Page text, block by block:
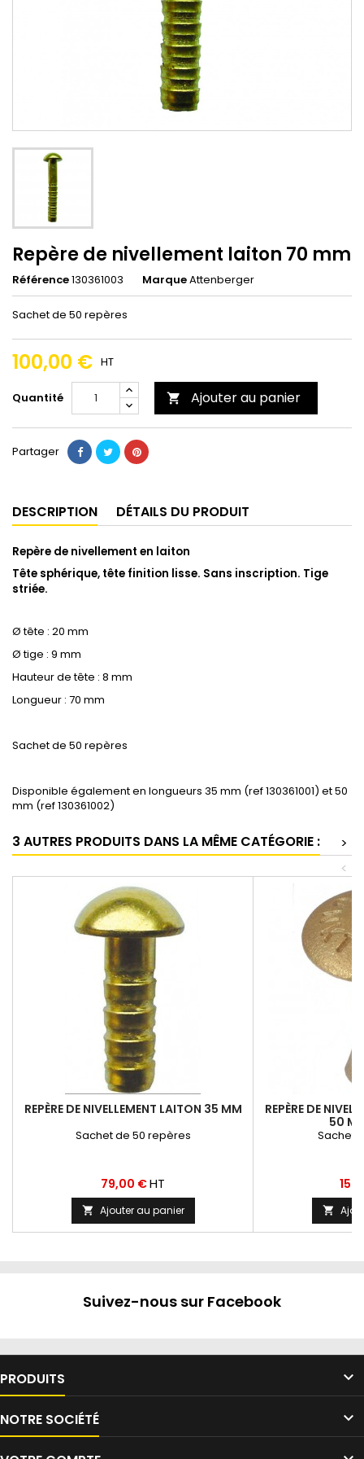
Repère de nivellement laiton 70 mm
Référence130361003 MarqueAttenberger
Sachet de 50 repères
100,00 € HT
Quantité  Ajouter au panier
Partager
DESCRIPTION DÉTAILS DU PRODUIT
Repère de nivellement en laiton
Tête sphérique, tête finition lisse. Sans inscription. Tige
striée.
Ø tête : 20 mm
Ø tige : 9 mm
Hauteur de tête : 8 mm
Longueur : 70 mm
Sachet de 50 repères
Disponible également en longueurs 35 mm (ref 130361001) et 50
mm (ref 130361002)
3 AUTRES PRODUITS DANS LA MÊME CATÉGORIE :
>
<
REPÈRE DE NIVELLEMENT LAITON 35 MM
Sachet de 50 repères
Prix
79,00 €HT
 Ajouter au panier
REPÈRE DE
50
Sachet
Prix

Suivez-nous sur Facebook
PRODUITS 
NOTRE SOCIÉTÉ 